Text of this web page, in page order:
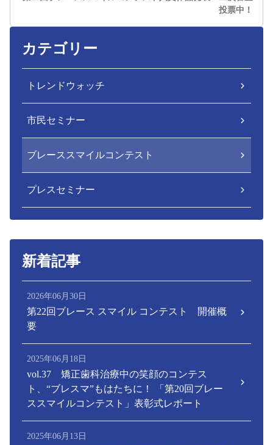
投票中！
カテゴリー
トレンドウォッチ
市民セミナー
ブレーススマイルコンテスト
プレスセミナー
新着記事
2026年06月30日
第22回ブレース スマイル コンテスト 開催概
要
2025年06月18日
vol.37 矯正歯科治療中の笑顔のコンテス
ト、“ブレスマ”もはたちに！ 「第20回ブレー
ススマイルコンテスト」表彰式レポート
2025年06月13日